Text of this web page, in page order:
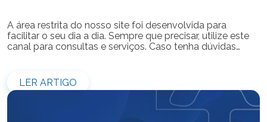
A área restrita do nosso site foi desenvolvida para
facilitar o seu dia a dia. Sempre que precisar, utilize este
canal para consultas e serviços. Caso tenha dúvidas
LER ARTIGO